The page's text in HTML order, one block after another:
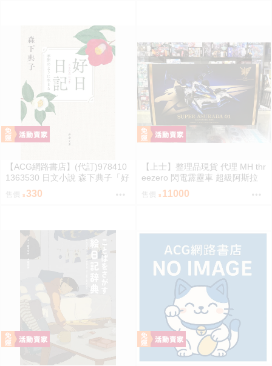
【ACG網路書店】(代訂)978410
1363530 日文小說 森下典子「好
日日記：季節のように生きる」
售價 330
【上士】整理品現貨 代理 MH thr
eezero 閃電霹靂車 超級阿斯拉
完全變形 無壓克力盒 請詳閱內文
售價 11000